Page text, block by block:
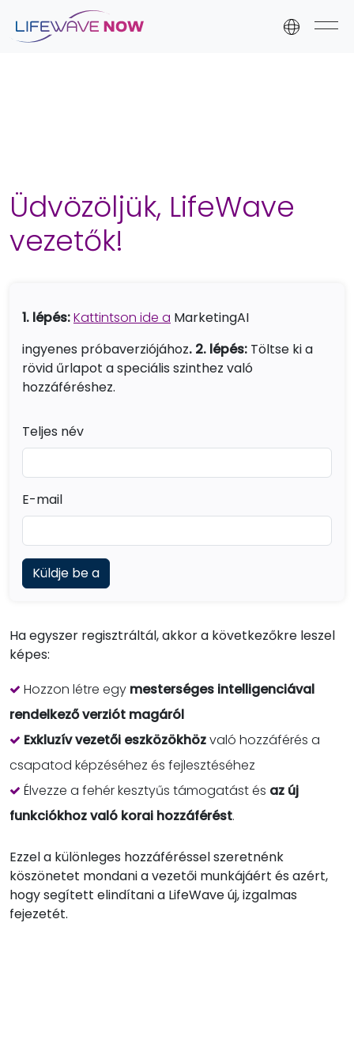
Skip to content
Skip to footer
Üdvözöljük, LifeWave
vezetők!
1. lépés:Kattintson ide a MarketingAI
ingyenes próbaverziójához. 2. lépés: Töltse ki a
rövid űrlapot a speciális szinthez való
hozzáféréshez.
Teljes név
E-mail
Ha egyszer regisztráltál, akkor a következőkre leszel
képes:
Hozzon létre egy mesterséges intelligenciával
rendelkező verziót magáról
Exkluzív vezetői eszközökhözvaló hozzáférés a
csapatod képzéséhez és fejlesztéséhez
Élvezze a fehér kesztyűs támogatást és az új
funkciókhoz való korai hozzáférést.
Ezzel a különleges hozzáféréssel szeretnénk
köszönetet mondani a vezetői munkájáért és azért,
hogy segített elindítani a LifeWave új, izgalmas
fejezetét.